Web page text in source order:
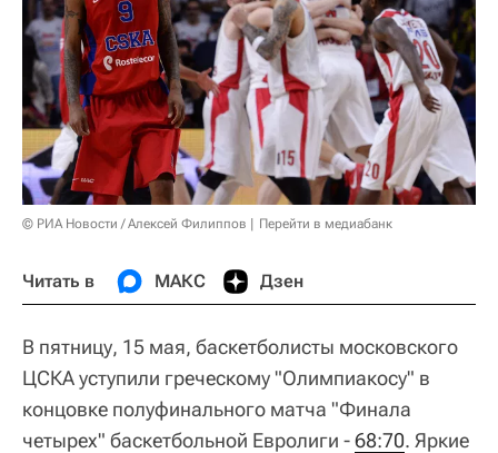
© РИА Новости / Алексей Филиппов Перейти в медиабанк
Читать в МАКС Дзен
В пятницу, 15 мая, баскетболисты московского
ЦСКА уступили греческому "Олимпиакосу" в
концовке полуфинального матча "Финала
четырех" баскетбольной Евролиги -68:70. Яркие